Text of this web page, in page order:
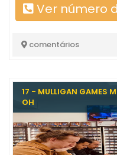
Ver número
comentários
17 - MULLIGAN GAMES
OH